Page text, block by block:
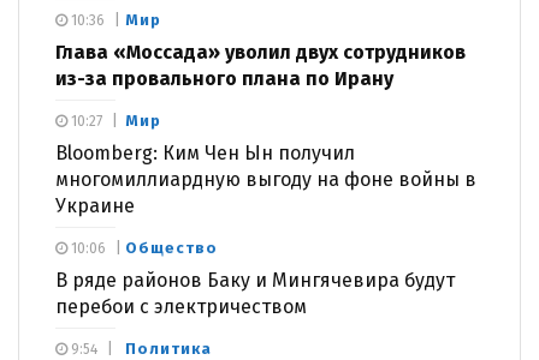
Мир
Глава «Моссада» уволил двух сотрудников
из-за провального плана по Ирану
10:36
Мир
Bloomberg: Ким Чен Ын получил
многомиллиардную выгоду на фоне войны в
Украине
10:27
Общество
В ряде районов Баку и Мингячевира будут
перебои с электричеством
10:06
Политика
9:54